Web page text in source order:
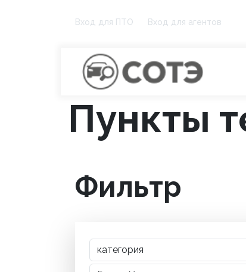
Вход для ПТО Вход для агентов
Пункты
Фильтр